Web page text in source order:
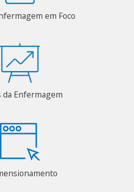
em Foco
da Enfermagem